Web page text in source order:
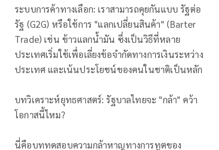
​ระบบการค้าทางเลือก: เราสามารถคุยกันแบบ รัฐต่อ
รัฐ (G2G) หรือใช้การ "แลกเปลี่ยนสินค้า" (Barter
Trade) เช่น ข้าวแลกน้ำมัน ซึ่งเป็นวิธีที่หลาย
ประเทศเริ่มใช้เพื่อเลี่ยงข้อจำกัดทางการเงินระหว่าง
ประเทศ และเน้นประโยชน์ของคนในชาติเป็นหลัก
บทวิเคราะห์ยุทธศาสตร์: รัฐบาลไทยจะ "กล้า" คว้า
โอกาสนี้ไหม?
นี่คือบททดสอบความกล้าหาญทางการทูตของ